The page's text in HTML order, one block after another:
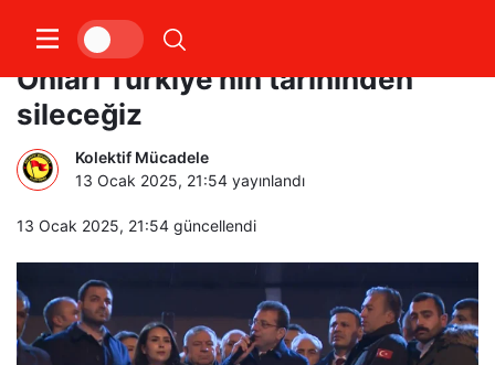
Özel ve İmamoğlu Beşiktaş’ta:
Onları Türkiye’nin tarihinden
sileceğiz
Kolektif Mücadele
13 Ocak 2025, 21:54 yayınlandı
13 Ocak 2025, 21:54 güncellendi